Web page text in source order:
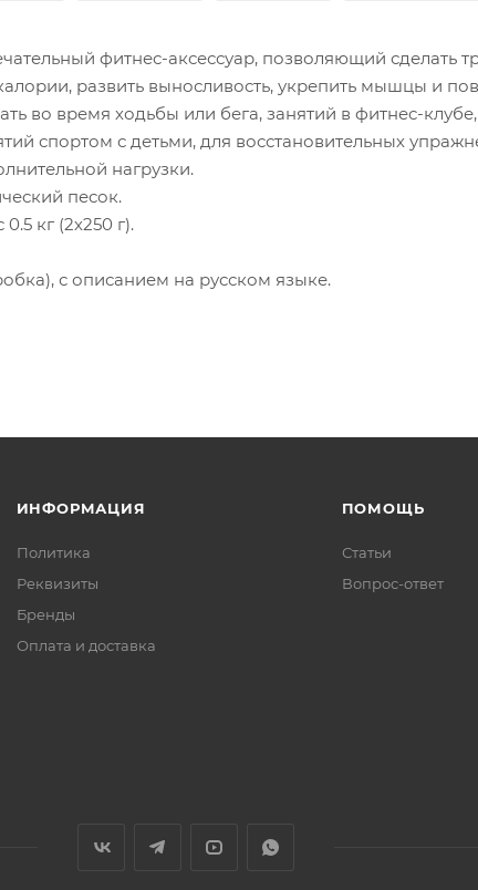
фитнес-аксессуар, позволяющий сделать
развить выносливость, укрепить мышцы и
во время ходьбы или бега, занятий в фитнес-
спортом с детьми, для восстановительных
нагрузки.
песок.
кг (2х250 г).
с описанием на русском языке.
ИНФОРМАЦИЯ
Политика
Реквизиты
Бренды
Оплата и доставка
ПОМОЩЬ
Статьи
Вопрос-ответ